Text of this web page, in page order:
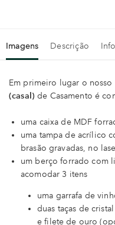
Imagens Descrição
Em primeiro lugar o nosso
(casal)de Casamento é
uma caixa de MDF
uma tampa de acrílico
brasão gravadas, no
um berço forrado com
acomodar 3 itens
uma garrafa de
duas taças de
e filete de ouro